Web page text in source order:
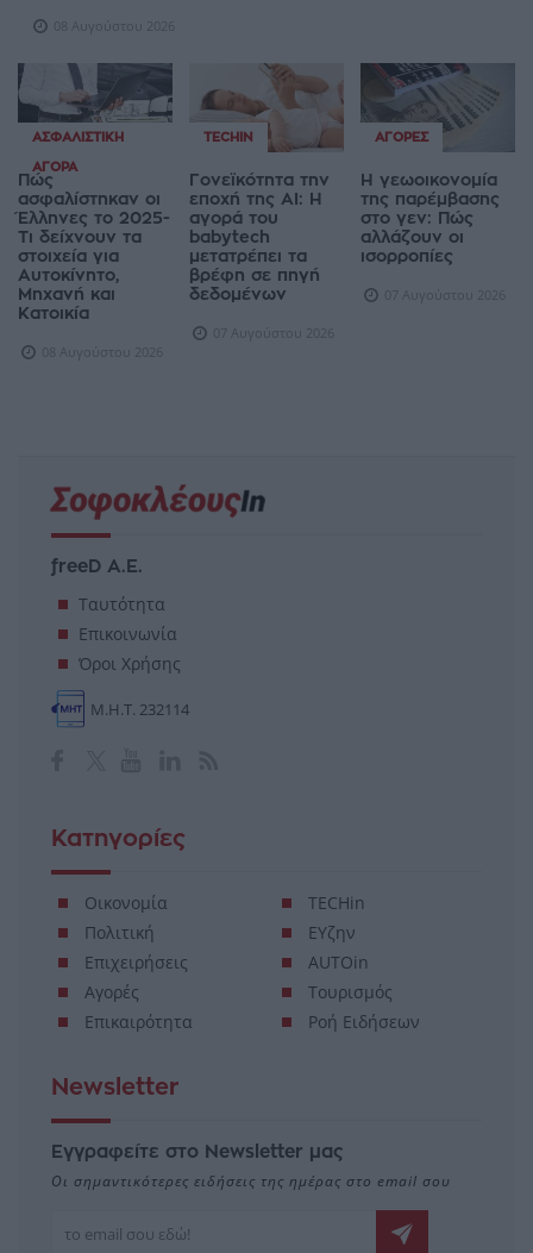
08 Αυγούστου 2026
ΑΣΦΑΛΙΣΤΙΚΉ
ΑΓΟΡΆ
Πώς
ασφαλίστηκαν οι
Έλληνες το 2025-
Τι δείχνουν τα
στοιχεία για
Αυτοκίνητο,
Μηχανή και
Κατοικία
08 Αυγούστου 2026
TECHIN
Γονεϊκότητα την
εποχή της AI: Η
αγορά του
babytech
μετατρέπει τα
βρέφη σε πηγή
δεδομένων
07 Αυγούστου 2026
ΑΓΟΡΈΣ
Η γεωοικονομία
της παρέμβασης
στο γεν: Πώς
αλλάζουν οι
ισορροπίες
07 Αυγούστου 2026
freeD Α.Ε.
Ταυτότητα
Επικοινωνία
Όροι Χρήσης
Μ.Η.Τ. 232114
Κατηγορίες
Οικονομία
Πολιτική
Επιχειρήσεις
Αγορές
Επικαιρότητα
TECHin
ΕΥζην
AUTOin
Τουρισμός
Ροή Ειδήσεων
Newsletter
Εγγραφείτε στο Newsletter μας
Οι σημαντικότερες ειδήσεις της ημέρας στο email σου